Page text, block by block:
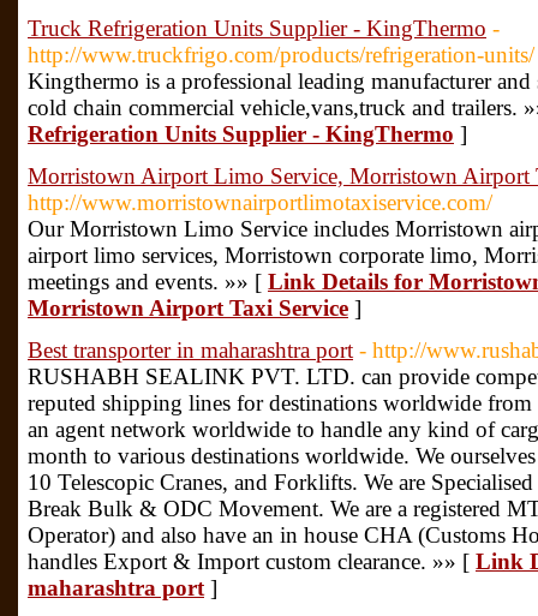
Truck Refrigeration Units Supplier - KingThermo -
http://www.truckfrigo.com/products/refrigeration-units/
Kingthermo is a professional leading manufacturer
cold chain commercial vehicle,vans,truck and trailers.
Refrigeration Units Supplier - KingThermo ]
Morristown Airport Limo Service, Morristown Airport
http://www.morristownairportlimotaxiservice.com/
Our Morristown Limo Service includes Morristown
airport limo services, Morristown corporate limo,
meetings and events. »» [ Link Details for
Morristown Airport Taxi Service ]
Best transporter in maharashtra port - http://
RUSHABH SEALINK PVT. LTD. can provide
reputed shipping lines for destinations worldwide
an agent network worldwide to handle any kind of
month to various destinations worldwide. We
10 Telescopic Cranes, and Forklifts. We are
Break Bulk & ODC Movement. We are a registered
Operator) and also have an in house CHA (Customs
handles Export & Import custom clearance. »» [ Link
maharashtra port ]